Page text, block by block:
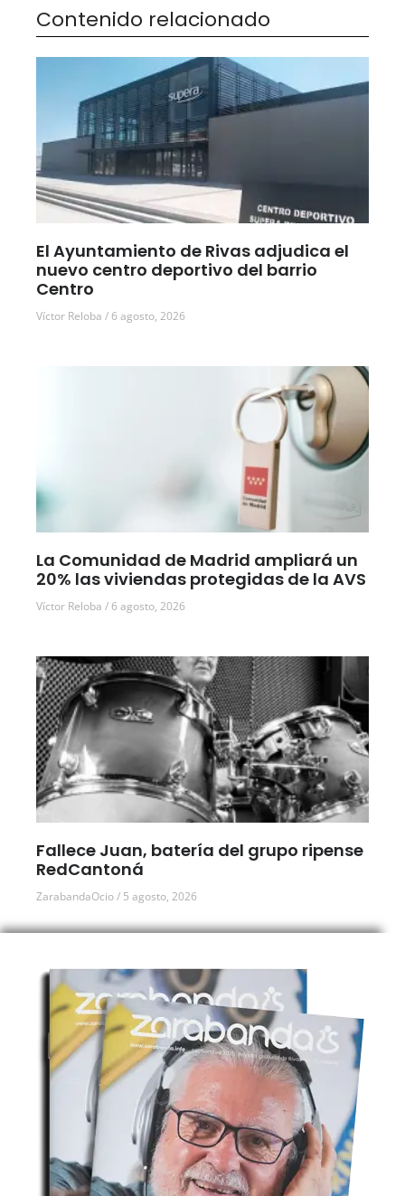
Contenido relacionado
El Ayuntamiento de Rivas adjudica el
nuevo centro deportivo del barrio
Centro
Víctor Reloba 6 agosto, 2026
La Comunidad de Madrid ampliará un
20% las viviendas protegidas de la AVS
Víctor Reloba 6 agosto, 2026
Fallece Juan, batería del grupo ripense
RedCantoná
ZarabandaOcio 5 agosto, 2026